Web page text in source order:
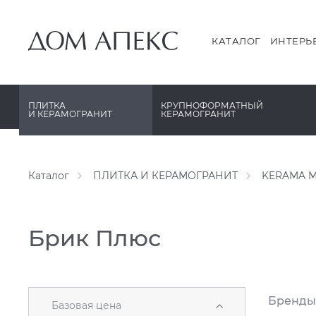
КАТАЛОГ
ПЛИТКА
И КЕРАМОГРАНИТ
PORCELANOSA
УРАЛЬСКИЙ ГРАНИТ
КРУПНОФОРМАТНЫЙ
КЕРАМОГРАНИТ
XXL Pamesa
Каталог ПЛИТКА И КЕРАМОГРАНИТ KERAMA
Брик Плюс
Базовая цена Бренды